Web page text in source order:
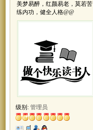
美梦易醉，红颜易老，莫若苦
练内功，健全人格@@
级别: 管理员